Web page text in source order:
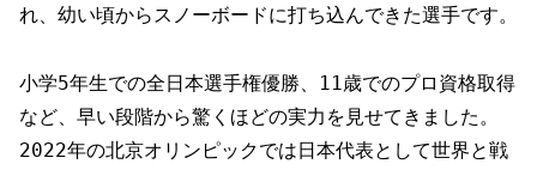
れ、幼い頃からスノーボードに打ち込んできた選手です。
小学5年生での全日本選手権優勝、11歳でのプロ資格取得
など、早い段階から驚くほどの実力を見せてきました。
2022年の北京オリンピックでは日本代表として世界と戦